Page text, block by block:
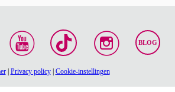
BLOG
| Privacy policy| Cookie-instellingen